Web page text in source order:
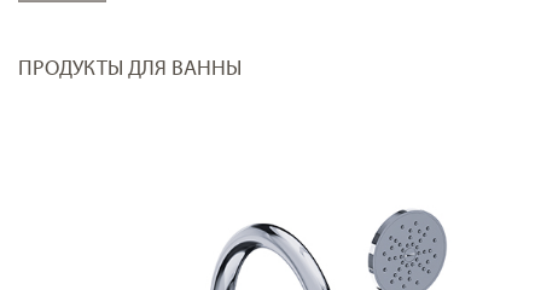
ПРОДУКТЫ ДЛЯ ВАННЫ